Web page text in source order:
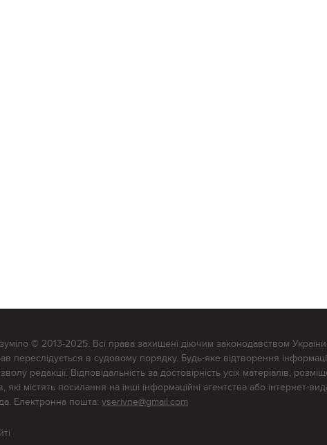
© 2013-2025. Всі права захищені діючим законодавством
переслідується в судовому порядку. Будь-яке відтворення
редакції. Відповідальність за достовірність усіх матеріалів,
які містять посилання на інші інформаційні агентства або інтернет-
Електронна пошта: vserivne@gmail.com